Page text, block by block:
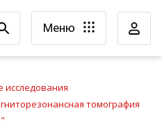
Меню
исследования
томография